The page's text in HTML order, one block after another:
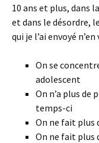
10 ans et plus, dans
et dans le désordre,
qui je l’ai envoyé
On se
adolescent
On n’a plus de
temps-ci
On ne fait plus
On ne fait plus